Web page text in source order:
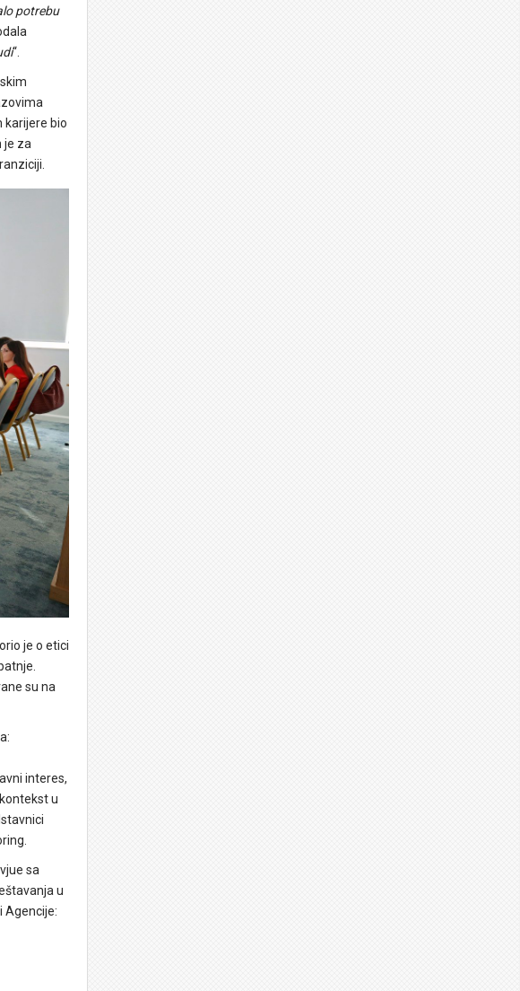
potrebu
“.
karijere bio
je za
je o etici
su na
interes,
u
sa
u
Agencije: